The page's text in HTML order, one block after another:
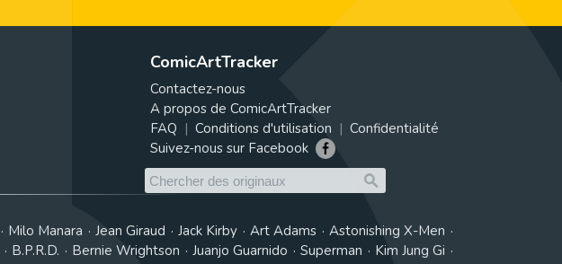
ComicArtTracker
Contactez-nous
A propos de ComicArtTracker
FAQ
Conditions d'utilisation
Confidentialité
Suivez-nous sur Facebook
Milo Manara Jean Giraud Jack Kirby Art Adams
Astonishing X-Men
B.P.R.D. Bernie Wrightson Juanjo Guarnido Superman
Kim Jung Gi